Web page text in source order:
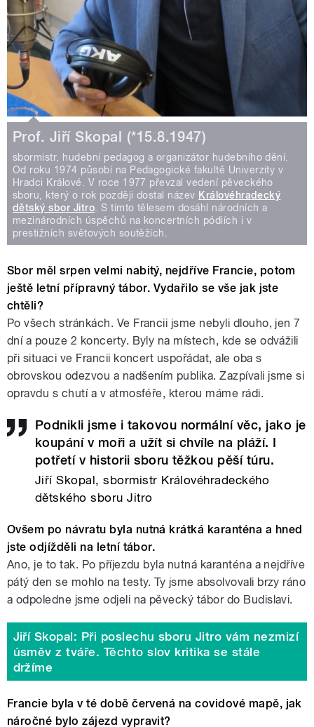
Prof. Jiří Skopal (*15.8.1947)
sbormistr, hudební pedagog a organizátor hudebního dění.
Od roku 1974 působí na Pedagogické fakultě Univerzity v
Hradci Králové. V roce 1977 převzal vedení pěveckého
sboru, který o rok později dostal název Královéhradecký
dětský sbor Jitro . S tímto tělesem dosáhl národních a
mezinárodních úspěchů na koncertních pódiích i v
prestižních světových soutěžích.
Sbor měl srpen velmi nabitý, nejdříve Francie, potom
ještě letní přípravný tábor. Vydařilo se vše jak jste
chtěli?
Po všech stránkách. Ve Francii jsme nebyli dlouho, jen 7
dní a pouze 2 koncerty. Byly na místech, kde se odvážili
při situaci ve Francii koncert uspořádat, ale oba s
obrovskou odezvou a nadšením publika. Zazpívali jsme si
opravdu s chutí a v atmosféře, kterou máme rádi.
Podnikli jsme i takovou normální věc, jako je
koupání v moři a užít si chvíle na pláží. I
potřetí v historii sboru těžkou pěší túru.
Jiří Skopal, sbormistr Královéhradeckého
dětského sboru Jitro
Ovšem po návratu byla nutná krátká karanténa a hned
jste odjížděli na letní tábor.
Ano, je to tak. Po příjezdu byla nutná karanténa a nejdříve
pátý den se mohlo na testy. Ty jsme absolvovali brzy ráno
a odpoledne jsme odjeli na pěvecký tábor do Budislavi.
Jiří Skopal: Při poslechu sboru Jitro vám nezmizí
úsměv z tváře. Těchto slov kritika se stále
držíme
Francie byla v té době červená na covidové mapě, jak
náročné bylo zájezd vypravit?